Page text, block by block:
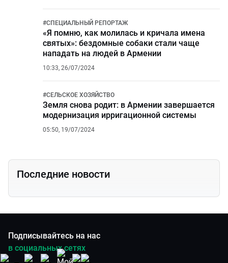
#СПЕЦИАЛЬНЫЙ РЕПОРТАЖ
«Я помню, как молилась и кричала имена
святых»: бездомные собаки стали чаще
нападать на людей в Армении
10:33, 26/07/2024
#СЕЛЬСКОЕ ХОЗЯЙСТВО
Земля снова родит: в Армении завершается
модернизация ирригационной системы
05:50, 19/07/2024
Последние новости
Подписывайтесь на нас
в социальных сетях